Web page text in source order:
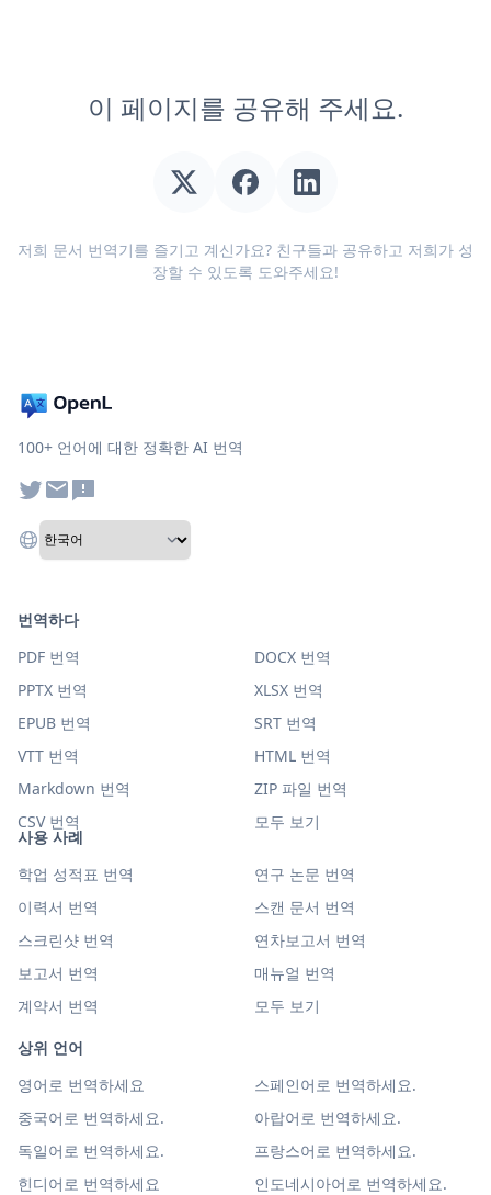
이 페이지를 공유해 주세요.
저희 문서 번역기를 즐기고 계신가요? 친구들과 공유하고 저희가 성
장할 수 있도록 도와주세요!
100+ 언어에 대한 정확한 AI 번역
사용 사례
학업 성적표 번역
연구 논문 번역
이력서 번역
스캔 문서 번역
스크린샷 번역
연차보고서 번역
보고서 번역
매뉴얼 번역
계약서 번역
모두 보기
상위 언어
영어로 번역하세요
스페인어로 번역하세요.
중국어로 번역하세요.
아랍어로 번역하세요.
독일어로 번역하세요.
프랑스어로 번역하세요.
힌디어로 번역하세요
인도네시아어로 번역하세요.
번역하다
PDF 번역
DOCX 번역
PPTX 번역
XLSX 번역
EPUB 번역
SRT 번역
VTT 번역
HTML 번역
Markdown 번역
ZIP 파일 번역
CSV 번역
모두 보기